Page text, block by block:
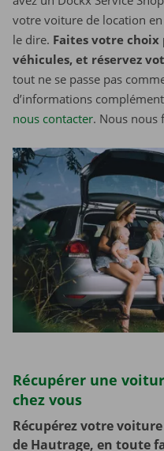
votre voiture de location
le dire. Faites votre
véhicules, et réservez
tout ne se passe pas
d’informations
nous contacter. Nous nous
Récupérer une
chez vous
Récupérez votre
de Hautrage, en toute